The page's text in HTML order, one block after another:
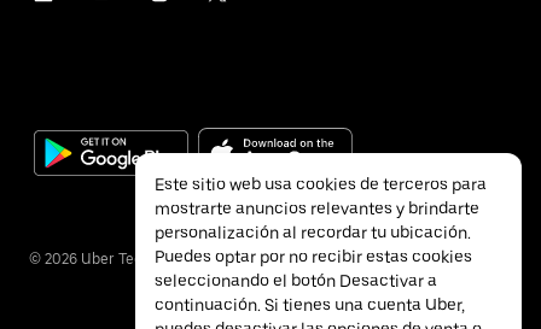
© 2026 Uber Technologies Inc.
Este sitio web usa cookies de terceros para
mostrarte anuncios relevantes y brindarte
personalización al recordar tu ubicación.
Puedes optar por no recibir estas cookies
seleccionando el botón Desactivar a
continuación. Si tienes una cuenta Uber,